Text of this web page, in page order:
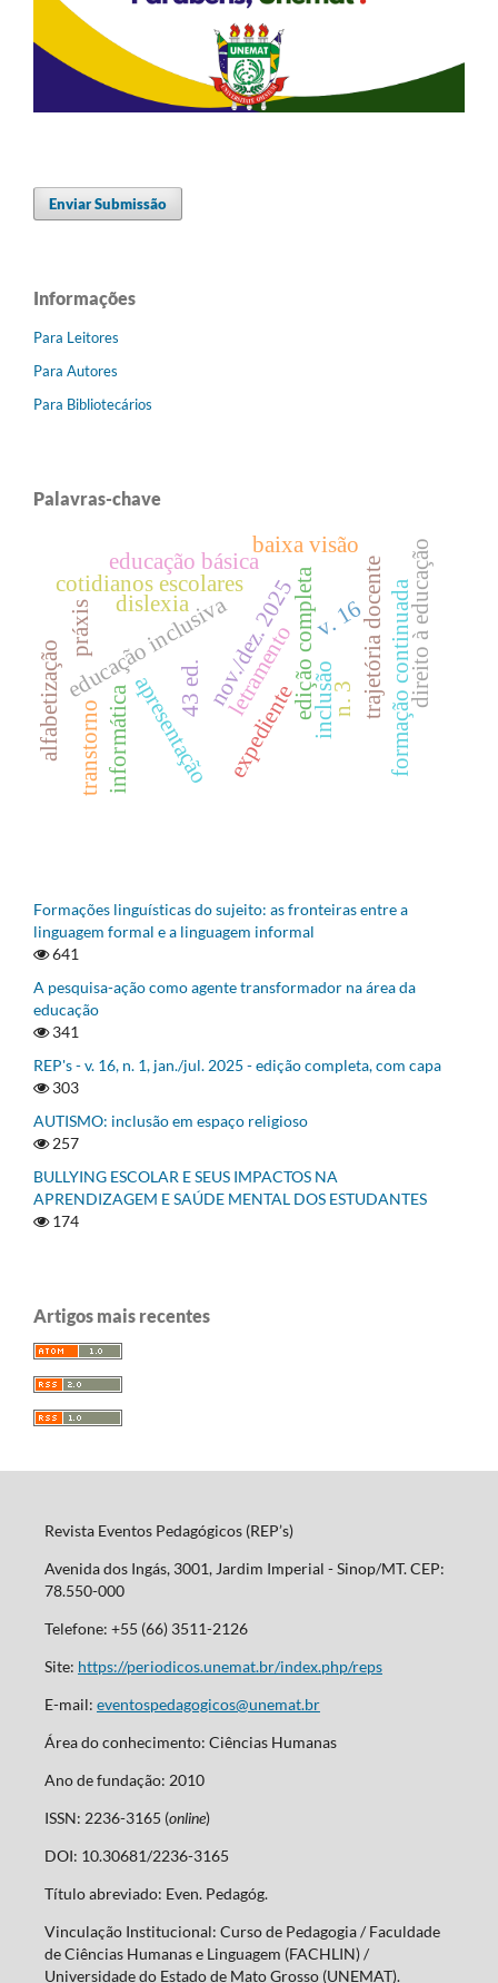
Enviar Submissão
Informações
Para Leitores
Para Autores
Para Bibliotecários
Palavras-chave
edição completav. 16
n. 3
nov./dez. 2025
43 ed. expediente
apresentação
cotidianos escolares trajetória docenteformação continuada
educação inclusiva
baixa visão
educação básica
inclusão
alfabetização letramento
informática
direito à educação
práxis dislexia
transtorno
Formações linguísticas do sujeito: as fronteiras entre a
linguagem formal e a linguagem informal
641
A pesquisa-ação como agente transformador na área da
educação
341
REP's - v. 16, n. 1, jan./jul. 2025 - edição completa, com capa
303
AUTISMO: inclusão em espaço religioso
257
BULLYING ESCOLAR E SEUS IMPACTOS NA
APRENDIZAGEM E SAÚDE MENTAL DOS ESTUDANTES
174
Artigos mais recentes
Revista Eventos Pedagógicos (REP’s)
Avenida dos Ingás, 3001, Jardim Imperial - Sinop/MT. CEP:
78.550-000
Telefone: +55 (66) 3511-2126
Site: https://periodicos.unemat.br/index.php/reps
E-mail: eventospedagogicos@unemat.br
Área do conhecimento: Ciências Humanas
Ano de fundação: 2010
ISSN: 2236-3165 (online)
DOI: 10.30681/2236-3165
Título abreviado: Even. Pedagóg.
Vinculação Institucional: Curso de Pedagogia / Faculdade
de Ciências Humanas e Linguagem (FACHLIN) /
Universidade do Estado de Mato Grosso (UNEMAT).